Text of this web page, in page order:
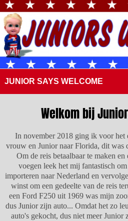
JUNIOR SAYS WELCOME
Welkom bij
In november 2018 ging ik voor het
vrouw en Junior naar Florida, dit was
Om de reis betaalbaar te maken
voegen leek het mij fantastisch
importeren naar Nederland en
winst om een gedeelte van de reis
een Ford F250 uit 1969 was mijn
dus Junior zijn auto... Omdat het zo
auto's gekocht, dus niet meer